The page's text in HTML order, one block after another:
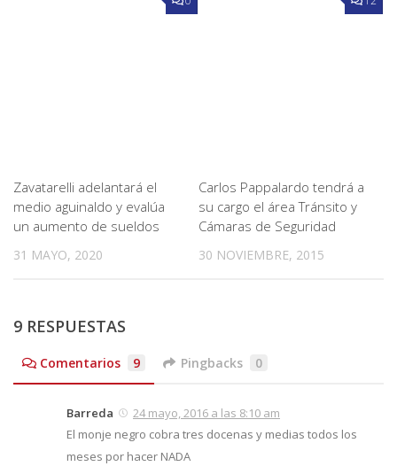
Zavatarelli adelantará el
medio aguinaldo y evalúa
un aumento de sueldos
31 MAYO, 2020
Carlos Pappalardo tendrá a
su cargo el área Tránsito y
Cámaras de Seguridad
30 NOVIEMBRE, 2015
9 RESPUESTAS
Comentarios 9 Pingbacks 0
Barreda
24 mayo, 2016 a las 8:10 am
El monje negro cobra tres docenas y medias todos los
meses por hacer NADA